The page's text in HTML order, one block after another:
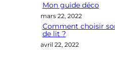
Mon guide déco
mars 22, 2022
Comment choisir
de lit ?
avril 22, 2022